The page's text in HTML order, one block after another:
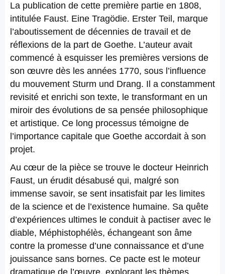
La publication de cette première partie en 1808,
intitulée Faust. Eine Tragödie. Erster Teil, marque
l’aboutissement de décennies de travail et de
réflexions de la part de Goethe. L’auteur avait
commencé à esquisser les premières versions de
son œuvre dès les années 1770, sous l’influence
du mouvement Sturm und Drang. Il a constamment
revisité et enrichi son texte, le transformant en un
miroir des évolutions de sa pensée philosophique
et artistique. Ce long processus témoigne de
l’importance capitale que Goethe accordait à son
projet.
Au cœur de la pièce se trouve le docteur Heinrich
Faust, un érudit désabusé qui, malgré son
immense savoir, se sent insatisfait par les limites
de la science et de l’existence humaine. Sa quête
d’expériences ultimes le conduit à pactiser avec le
diable, Méphistophélès, échangeant son âme
contre la promesse d’une connaissance et d’une
jouissance sans bornes. Ce pacte est le moteur
dramatique de l’œuvre, explorant les thèmes